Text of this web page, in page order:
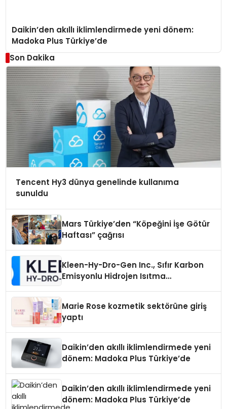
Daikin’den akıllı iklimlendirmede yeni dönem:
Madoka Plus Türkiye’de
Son Dakika
Tencent Hy3 dünya genelinde kullanıma
sunuldu
Mars Türkiye’den “Köpeğini İşe Götür
Haftası” çağrısı
Kleen-Hy-Dro-Gen Inc., Sıfır Karbon
Emisyonlu Hidrojen Isıtma
Marie Rose kozmetik sektörüne giriş
yaptı
Daikin’den akıllı iklimlendirmede yeni
dönem: Madoka Plus Türkiye’de
Daikin’den akıllı iklimlendirmede yeni
dönem: Madoka Plus Türkiye’de